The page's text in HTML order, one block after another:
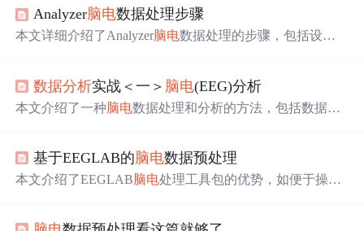
Analyzer脑电数据处理步骤
本文详细介绍了Analyzer脑电数据处理的步骤，包括设置
节。通过每一步的具体操作指南，帮助读者理解和掌握
电数据的分析流程。
数据分析实战＜一＞ 脑电(EEG)分析
本文介绍了一种脑电数据处理和分析的方法，包括数据预
类，实现了对脑电数据的有效分析。
基于EEGLAB的脑电数据预处理
本文介绍了EEGLAB脑电处理工具包的优势，如便于操作